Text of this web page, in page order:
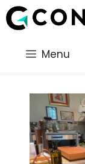
Saltar
al
Menu